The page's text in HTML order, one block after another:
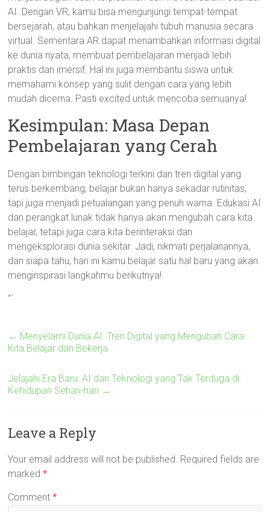
AI. Dengan VR, kamu bisa mengunjungi tempat-tempat
bersejarah, atau bahkan menjelajahi tubuh manusia secara
virtual. Sementara AR dapat menambahkan informasi digital
ke dunia nyata, membuat pembelajaran menjadi lebih
praktis dan imersif. Hal ini juga membantu siswa untuk
memahami konsep yang sulit dengan cara yang lebih
mudah dicerna. Pasti excited untuk mencoba semuanya!
Kesimpulan: Masa Depan
Pembelajaran yang Cerah
Dengan bimbingan teknologi terkini dan tren digital yang
terus berkembang, belajar bukan hanya sekadar rutinitas,
tapi juga menjadi petualangan yang penuh warna. Edukasi AI
dan perangkat lunak tidak hanya akan mengubah cara kita
belajar, tetapi juga cara kita berinteraksi dan
mengeksplorasi dunia sekitar. Jadi, nikmati perjalanannya,
dan siapa tahu, hari ini kamu belajar satu hal baru yang akan
menginspirasi langkahmu berikutnya!
“`
← Menyelami Dunia AI: Tren Digital yang Mengubah Cara
Kita Belajar dan Bekerja
Jelajahi Era Baru: AI dan Teknologi yang Tak Terduga di
Kehidupan Sehari-hari →
Leave a Reply
Your email address will not be published. Required fields are
marked*
Comment*